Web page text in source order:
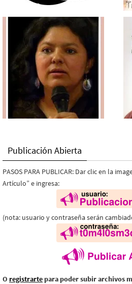
Publicación Abierta
PASOS PARA PUBLICAR: Dar clic en la
Artículo” e ingresa:
(nota: usuario y contraseña serán
O registrarte para poder subir archivos